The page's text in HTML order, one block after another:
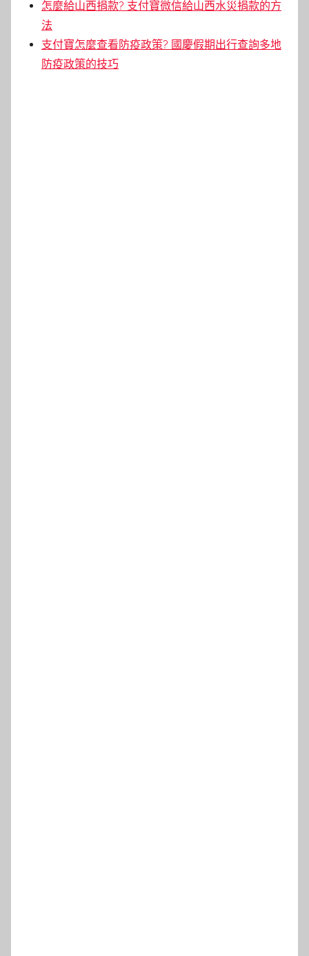
怎麼給山西捐款? 支付寶微信給山西水災捐款的方
法
支付寶怎麼查看防疫政策? 國慶假期出行查詢多地
防疫政策的技巧